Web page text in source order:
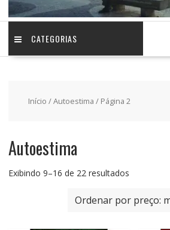
CATEGORIAS
Início /Autoestima / Página 2
Autoestima
Exibindo 9–16 de 22 resultadosClassificado
preço: